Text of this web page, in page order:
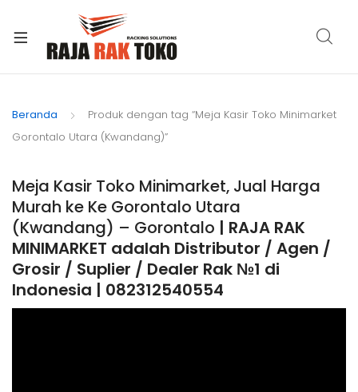
Beranda
Produk dengan tag “Meja Kasir Toko Minimarket
Gorontalo Utara (Kwandang)”
Meja Kasir Toko Minimarket, Jual Harga
Murah ke Ke Gorontalo Utara
(Kwandang) – Gorontalo | RAJA RAK
MINIMARKET adalah Distributor / Agen /
Grosir / Suplier / Dealer Rak №1 di
Indonesia | 082312540554